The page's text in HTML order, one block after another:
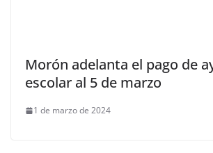
Morón adelanta el pago de
escolar al 5 de marzo
1 de marzo de 2024